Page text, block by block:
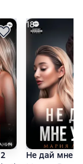
18+
Не дай мне